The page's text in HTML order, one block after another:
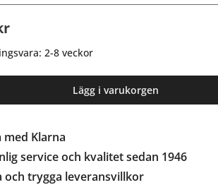
2-8 veckor
Lägg i varukorgen
med Klarna
service och kvalitet sedan 1946
och trygga leveransvillkor